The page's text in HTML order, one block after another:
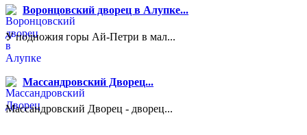
Воронцовский дворец в Алупке...
У подножия горы Ай-Петри в мал...
Массандровский Дворец...
Массандровский Дворец - дворец...